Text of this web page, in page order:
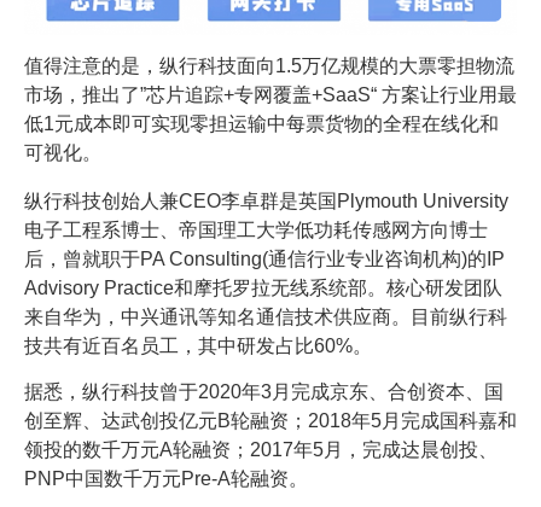
值得注意的是，纵行科技面向1.5万亿规模的大票零担物流
市场，推出了”芯片追踪+专网覆盖+SaaS“ 方案让行业用最
低1元成本即可实现零担运输中每票货物的全程在线化和
可视化。
纵行科技创始人兼CEO李卓群是英国Plymouth University
电子工程系博士、帝国理工大学低功耗传感网方向博士
后，曾就职于PA Consulting(通信行业专业咨询机构)的IP
Advisory Practice和摩托罗拉无线系统部。核心研发团队
来自华为，中兴通讯等知名通信技术供应商。目前纵行科
技共有近百名员工，其中研发占比60%。
据悉，纵行科技曾于2020年3月完成京东、合创资本、国
创至辉、达武创投亿元B轮融资；2018年5月完成国科嘉和
领投的数千万元A轮融资；2017年5月，完成达晨创投、
PNP中国数千万元Pre-A轮融资。